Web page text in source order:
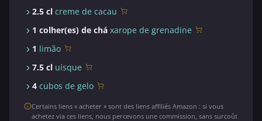
2.5 cl creme de cacau
1 colher(es) de chá xarope de grenadine
1 limão
7.5 cl uísque
4 cubos de gelo
Certains liens « acheter » sont des liens affiliés Amazon : si vous
achetez via ces liens, nous percevons une commission, sans surcoût